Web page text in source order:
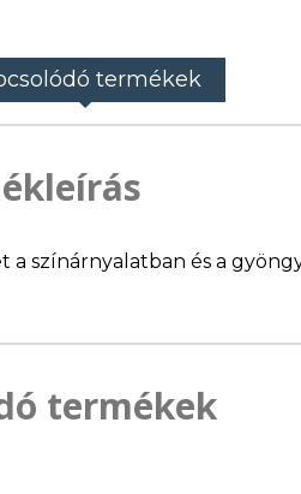
termékek
színárnyalatban és a
termékek